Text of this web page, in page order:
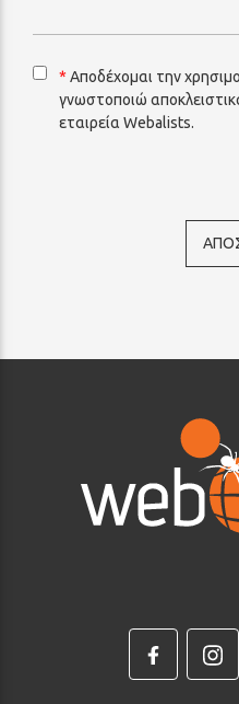
* Αποδέχομαι την
γνωστοποιώ
εταιρεία Webalists.